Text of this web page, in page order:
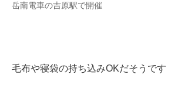
岳南電車の吉原駅で開催
毛布や寝袋の持ち込みOKだそうです